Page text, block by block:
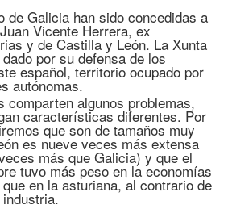
de Galicia han sido concedidas a
Vicente Herrera, ex
y de Castilla y León. La Xunta
por su defensa de los
español, territorio ocupado por
autónomas.
comparten algunos problemas,
características diferentes. Por
que son de tamaños muy
es nueve veces más extensa
más que Galicia) y que el
tuvo más peso en la economías
en la asturiana, al contrario de